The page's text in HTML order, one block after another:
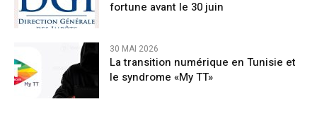
fortune avant le 30 juin
30 MAI 2026
La transition numérique en Tunisie et
le syndrome «My TT»